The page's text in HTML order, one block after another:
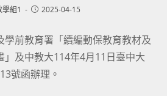
學組1
Post2025-04-15
學前教育署「續編動保教育教材及
」及中教大114年4月11日臺中大
號函辦理。